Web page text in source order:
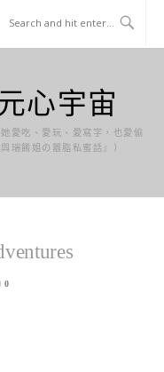
心宇宙
愛吃、愛玩、愛寫字，也愛偷
瑞餚姐の囂脂私蜜話』）
0